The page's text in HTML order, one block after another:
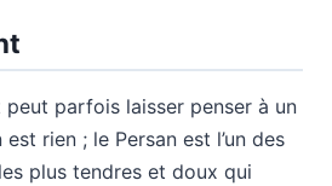
peut parfois laisser penser à un
est rien ; le Persan est l’un des
plus tendres et doux qui